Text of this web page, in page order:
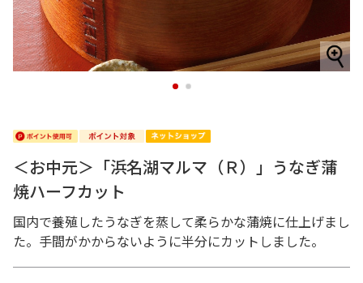
1 2
＜お中元＞「浜名湖マルマ（Ｒ）」うなぎ蒲
焼ハーフカット
国内で養殖したうなぎを蒸して柔らかな蒲焼に仕上げまし
た。手間がかからないように半分にカットしました。